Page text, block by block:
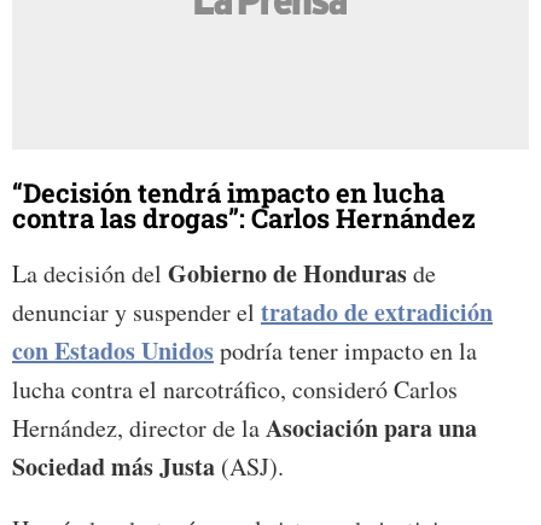
“Decisión tendrá impacto en lucha
contra las drogas”: Carlos Hernández
La decisión del Gobierno de Hondurasde
denunciar y suspender el tratado de extradición
con Estados Unidospodría tener impacto en la
lucha contra el narcotráfico, consideró Carlos
Hernández, director de laAsociación para una
Sociedad más Justa (ASJ).